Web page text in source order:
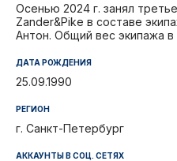
Осенью 2024 г. занял
Zander&Pike в составе
Антон. Общий вес экипажа в
ДАТА РОЖДЕНИЯ
25.09.1990
РЕГИОН
г. Санкт-Петербург
АККАУНТЫ В СОЦ. СЕТЯХ